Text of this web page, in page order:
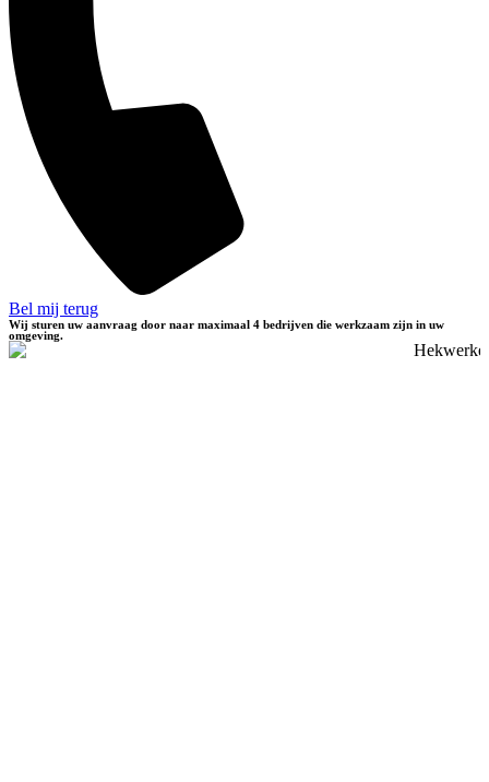
Bel mij terug
Wij sturen uw aanvraag door naar maximaal 4 bedrijven die werkzaam zijn in uw
omgeving.